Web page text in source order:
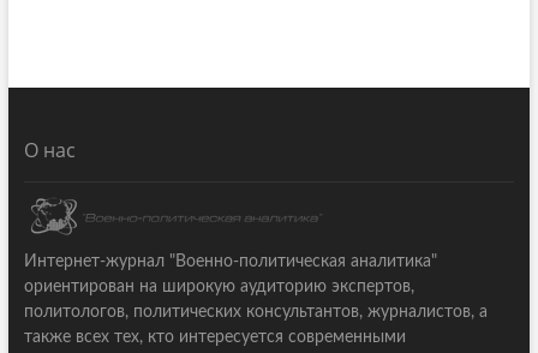
О нас
Интернет-журнал "Военно-политическая аналитика"
ориентирован на широкую аудиторию экспертов,
политологов, политических консультантов, журналистов, а
также всех тех, кто интересуется современными